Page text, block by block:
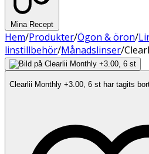
Mina Recept
Hem/Produkter/Ögon & öron/
linstillbehör/Månadslinser/
Clearlii Monthly +3.00, 6 st har tagits